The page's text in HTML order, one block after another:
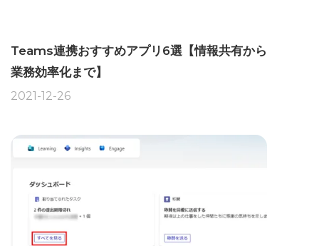
Teams連携おすすめアプリ6選【情報共有から
業務効率化まで】
2021-12-26